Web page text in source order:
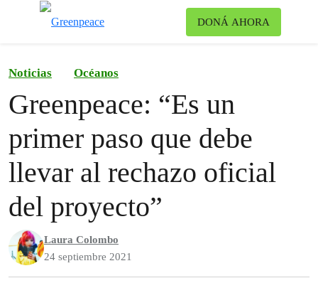
DONÁ AHORA
Noticias Océanos
Greenpeace: “Es un
primer paso que debe
llevar al rechazo oficial
del proyecto”
Laura Colombo
24 septiembre 2021